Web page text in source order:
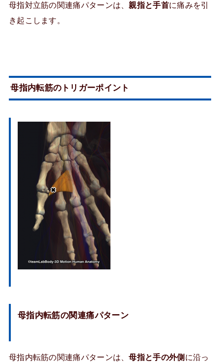
母指対立筋の関連痛パターンは、親指と手首に痛みを引
き起こします。
母指内転筋のトリガーポイント
母指内転筋の関連痛パターン
母指内転筋の関連痛パターンは、母指と手の外側に沿っ